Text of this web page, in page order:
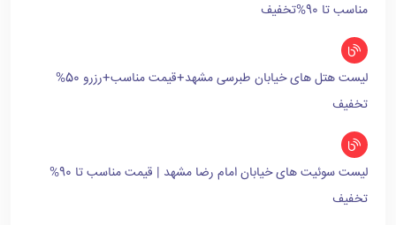
مناسب تا 90%تخفیف
لیست هتل های خیابان طبرسی مشهد+قیمت مناسب+رزرو 50%
تخفیف
لیست سوئیت های خیابان امام رضا مشهد | قیمت مناسب تا 90%
تخفیف